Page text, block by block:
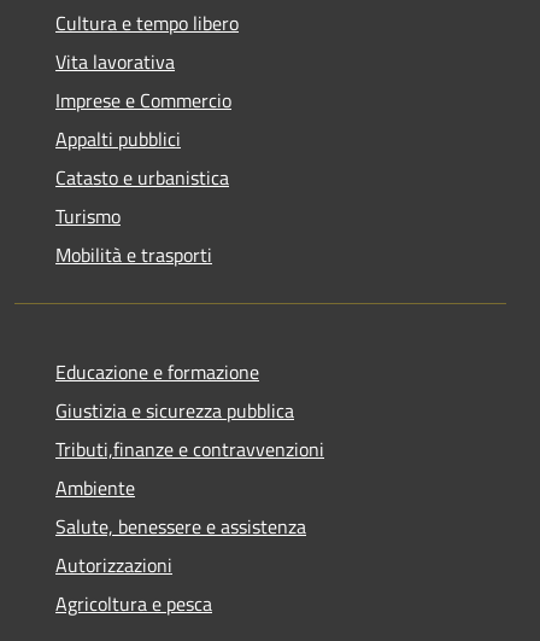
Cultura e tempo libero
Vita lavorativa
Imprese e Commercio
Appalti pubblici
Catasto e urbanistica
Turismo
Mobilità e trasporti
Educazione e formazione
Giustizia e sicurezza pubblica
Tributi,finanze e contravvenzioni
Ambiente
Salute, benessere e assistenza
Autorizzazioni
Agricoltura e pesca